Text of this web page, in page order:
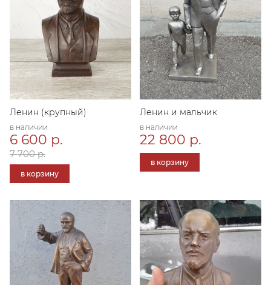
Ленин (крупный)
в наличии
6 600 р.
7 700 р.
в корзину
Ленин и мальчик
в наличии
22 800 р.
в корзину